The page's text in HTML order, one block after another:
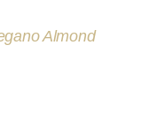
Almond